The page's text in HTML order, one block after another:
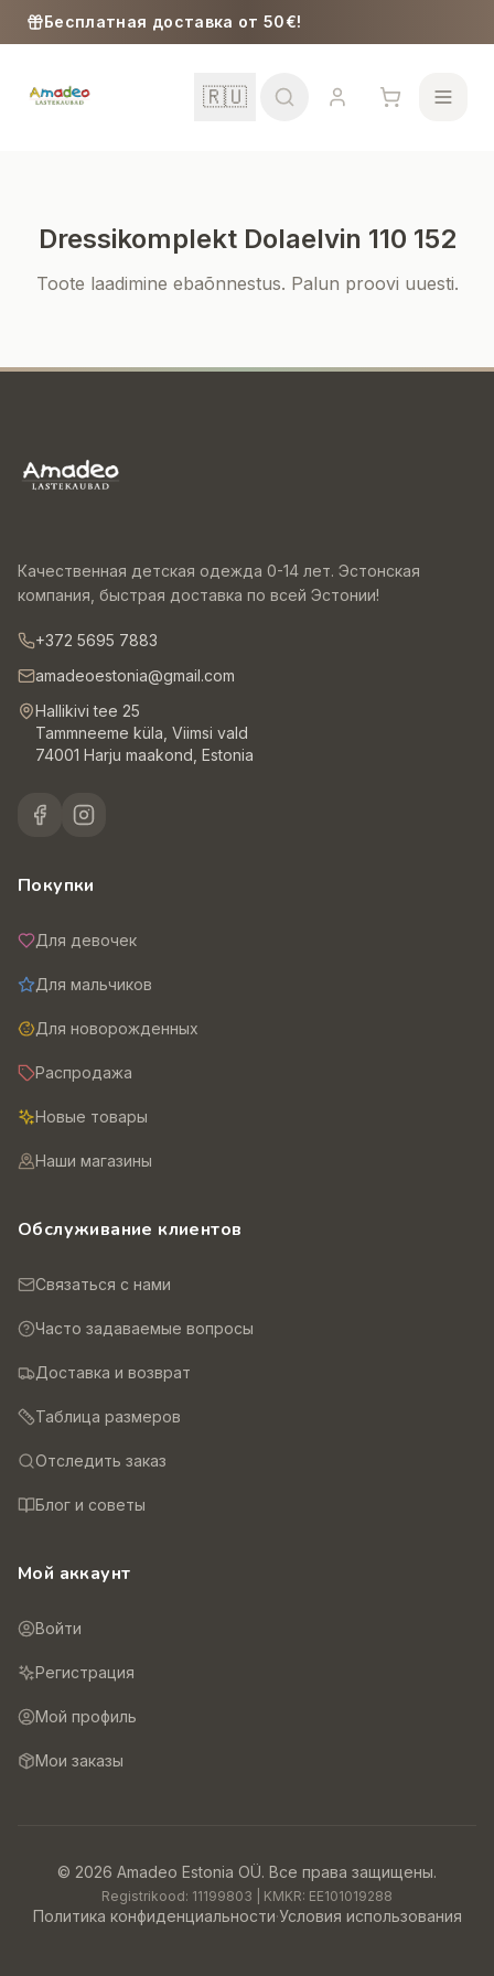
Skip to content
Бесплатная доставка от 50€!
🇷🇺
Малыши
Dressikomplekt Dolaelvin 110 152
Toote laadimine ebaõnnestus. Palun proovi uuesti.
Качественная детская одежда 0-14 лет. Эстонская
компания, быстрая доставка по всей Эстонии!
+372 5695 7883
amadeoestonia@gmail.com
Hallikivi tee 25
Tammneeme küla, Viimsi vald
74001 Harju maakond, Estonia
Покупки
Для девочек
Для мальчиков
Для новорожденных
Распродажа
Новые товары
Наши магазины
Обслуживание клиентов
Связаться с нами
Часто задаваемые вопросы
Доставка и возврат
Таблица размеров
Отследить заказ
Блог и советы
Мой аккаунт
Войти
Регистрация
Мой профиль
Мои заказы
© 2026 Amadeo Estonia OÜ. Все права защищены.
Registrikood: 11199803 | KMKR: EE101019288
Политика конфиденциальности·Условия использования